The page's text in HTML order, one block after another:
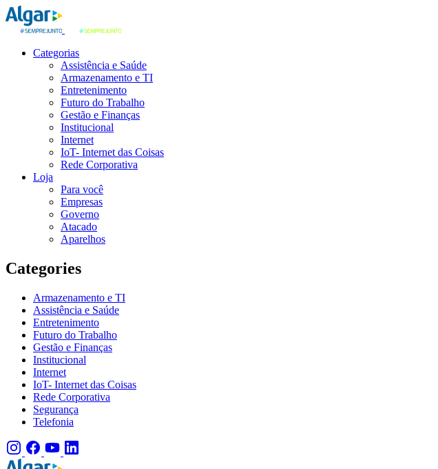
Categorias
Assistência e Saúde
Armazenamento e TI
Entretenimento
Futuro do Trabalho
Gestão e Finanças
Institucional
Internet
IoT- Internet das Coisas
Rede Corporativa
Loja
Para você
Empresas
Governo
Atacado
Aparelhos
Categories
Armazenamento e TI
Assistência e Saúde
Entretenimento
Futuro do Trabalho
Gestão e Finanças
Institucional
Internet
IoT- Internet das Coisas
Rede Corporativa
Segurança
Telefonia